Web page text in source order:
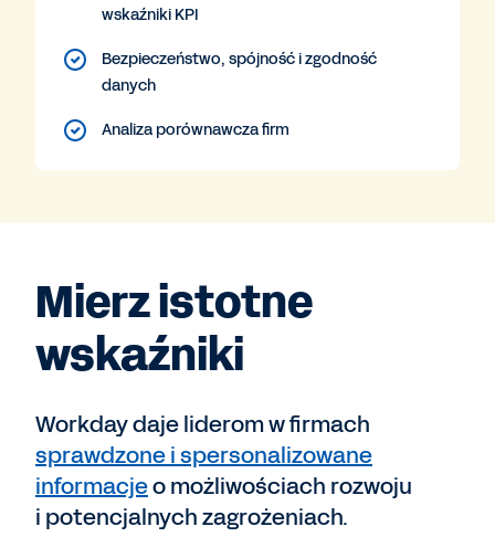
wskaźniki KPI
Bezpieczeństwo, spójność i zgodność
danych
Analiza porównawcza firm
Mierz istotne
wskaźniki
Workday daje liderom w firmach
sprawdzone i spersonalizowane
informacjeo możliwościach rozwoju
i potencjalnych zagrożeniach.